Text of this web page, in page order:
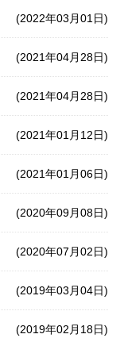
(2022年03月01日)
(2021年04月28日)
(2021年04月28日)
(2021年01月12日)
(2021年01月06日)
(2020年09月08日)
(2020年07月02日)
(2019年03月04日)
(2019年02月18日)